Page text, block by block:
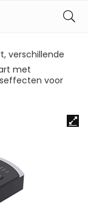
verschillende
met
voor